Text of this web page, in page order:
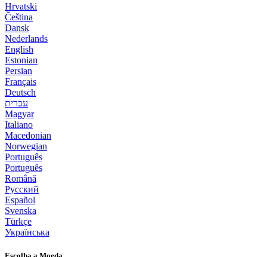
Hrvatski
Čeština
Dansk
Nederlands
English
Estonian
Persian
Français
Deutsch
עברית
Magyar
Italiano
Macedonian
Norwegian
Português
Português
Română
Русский
Español
Svenska
Türkçe
Українська